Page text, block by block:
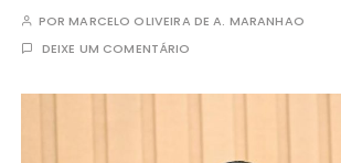
PORMARCELO OLIVEIRA DE A. MARANHAO
DEIXE UM COMENTÁRIO